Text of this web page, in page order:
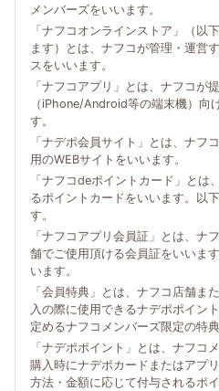
メンバーズをいいます。
「ナフコオンラインストア」（以
ます）とは、ナフコが管理・運営
スをいいます。
「ナフコアプリ」とは、ナフコが
（iPhone/Android等の端末機）向
す。
「ナデポ会員サイト」とは、ナフ
用のWEBサイトをいいます。
「ナフコdeポイントカード」とは
るポイントカードをいいます。以
す。
「ナフコアプリ会員証」とは、ナ
舗でご使用頂ける会員証をいいま
います。
「会員特典」とは、ナフコ店舗ま
入の際に使用できるナデポポイン
定めるナフコメンバーズ限定の特
「ナデポポイント」とは、ナフコ
購入時にナデポカードまたはアプ
方法・金額に応じて付与されるポ